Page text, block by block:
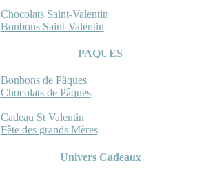
Chocolats Saint-Valentin
Bonbons Saint-Valentin
PAQUES
Bonbons de Pâques
Chocolats de Pâques
Cadeau St Valentin
Fête des grands Mères
Univers Cadeaux